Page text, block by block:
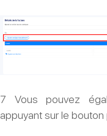
7 Vous pouvez
appuyant sur le bouton